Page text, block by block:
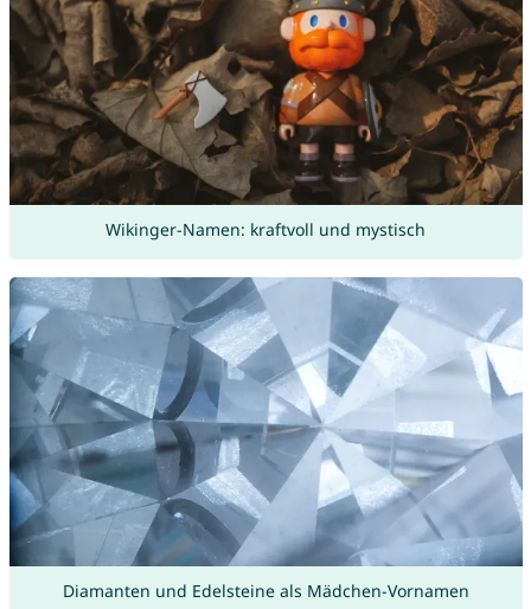
Wikinger-Namen: kraftvoll und mystisch
Diamanten und Edelsteine als Mädchen-Vornamen